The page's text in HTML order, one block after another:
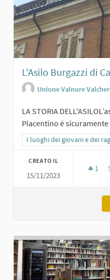
L'Asilo Burgazzi di
Unione Valnure
LA STORIA
Piacentino è
Filtra i risultati per
I luoghi dei giovani e dei
CREATO IL
15/11/2023
1